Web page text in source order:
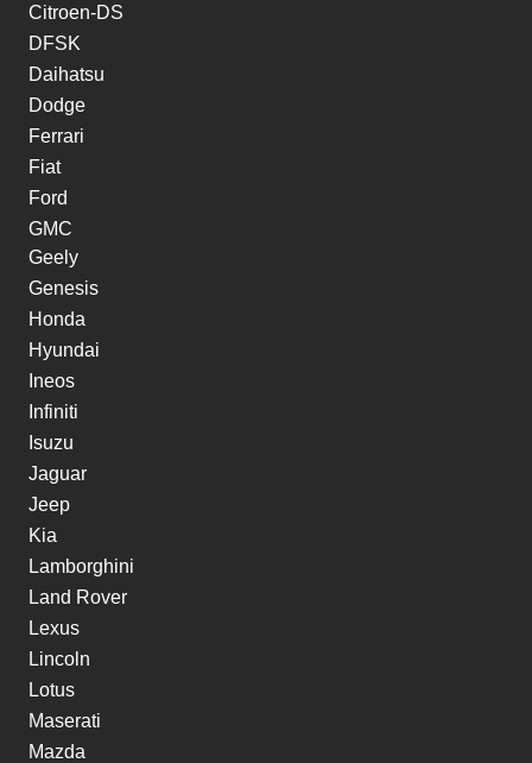
Citroen-DS
DFSK
Daihatsu
Dodge
Ferrari
Fiat
Ford
GMC
Geely
Genesis
Honda
Hyundai
Ineos
Infiniti
Isuzu
Jaguar
Jeep
Kia
Lamborghini
Land Rover
Lexus
Lincoln
Lotus
Maserati
Mazda